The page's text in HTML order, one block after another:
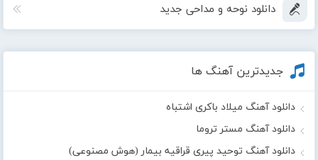
دانلود نوحه و مداحی جدید
جدیدترین آهنگ ها
دانلود آهنگ میلاد باکری اشتباه
دانلود آهنگ مستر تروما
دانلود آهنگ توحید پیری قراقیه بیمار (هوش مصنوعی)